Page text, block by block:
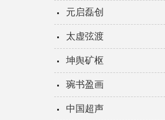
元启磊创
太虚弦渡
坤舆矿枢
琬书盈画
中国超声